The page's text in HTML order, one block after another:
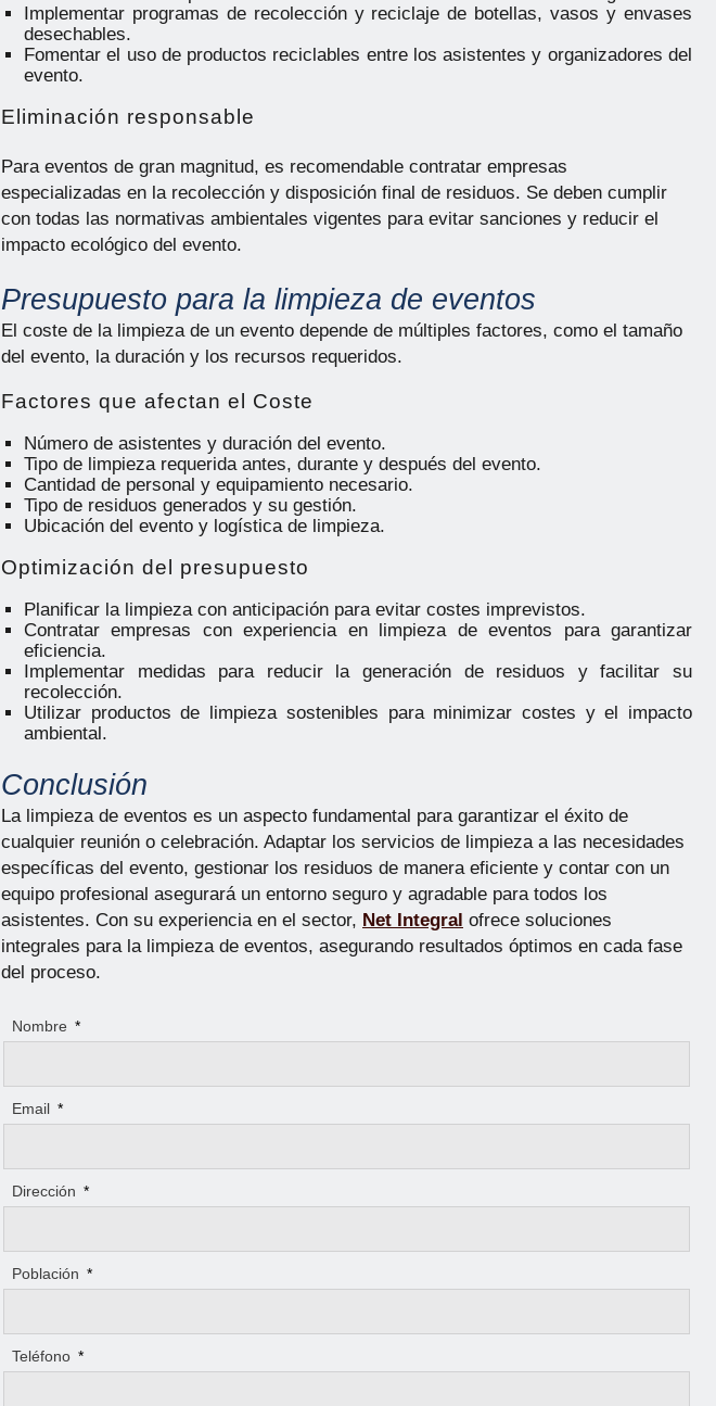
Implementar programas de recolección y reciclaje de botellas, vasos y envases
desechables.
Fomentar el uso de productos reciclables entre los asistentes y organizadores del
evento.
Eliminación responsable
Para eventos de gran magnitud, es recomendable contratar empresas
especializadas en la recolección y disposición final de residuos. Se deben cumplir
con todas las normativas ambientales vigentes para evitar sanciones y reducir el
impacto ecológico del evento.
Presupuesto para la limpieza de eventos
El coste de la limpieza de un evento depende de múltiples factores, como el tamaño
del evento, la duración y los recursos requeridos.
Factores que afectan el Coste
Número de asistentes y duración del evento.
Tipo de limpieza requerida antes, durante y después del evento.
Cantidad de personal y equipamiento necesario.
Tipo de residuos generados y su gestión.
Ubicación del evento y logística de limpieza.
Optimización del presupuesto
Planificar la limpieza con anticipación para evitar costes imprevistos.
Contratar empresas con experiencia en limpieza de eventos para garantizar
eficiencia.
Implementar medidas para reducir la generación de residuos y facilitar su
recolección.
Utilizar productos de limpieza sostenibles para minimizar costes y el impacto
ambiental.
Conclusión
La limpieza de eventos es un aspecto fundamental para garantizar el éxito de
cualquier reunión o celebración. Adaptar los servicios de limpieza a las necesidades
específicas del evento, gestionar los residuos de manera eficiente y contar con un
equipo profesional asegurará un entorno seguro y agradable para todos los
asistentes. Con su experiencia en el sector, Net Integral ofrece soluciones
integrales para la limpieza de eventos, asegurando resultados óptimos en cada fase
del proceso.
Nombre *
Email *
Dirección *
Población *
Teléfono *